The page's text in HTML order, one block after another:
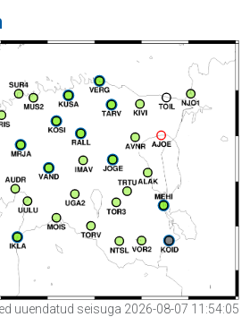
uuendatud seisuga 2026-08-07 11:54:05